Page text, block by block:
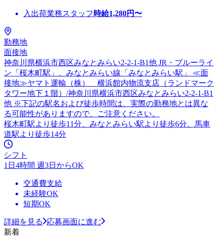
入出荷業務スタッフ 時給1,280円〜
勤務地
面接地
神奈川県横浜市西区みなとみらい2-2-1-B1他 JR・ブルーライ
ン「桜木町駅」、みなとみらい線「みなとみらい駅」 ≪面
接地≫ヤマト運輸（株） 横浜館内物流支店（ランドマーク
タワー地下１階）/神奈川県横浜市西区みなとみらい2-2-1-B1
他 ※下記の駅名および徒歩時間は、実際の勤務地とは異な
る可能性がありますので、ご注意ください。
桜木町駅より徒歩11分、みなとみらい駅より徒歩6分、馬車
道駅より徒歩14分
シフト
1日4時間 週3日からOK
交通費支給
未経験OK
短期OK
詳細を見る
応募画面に進む
新着